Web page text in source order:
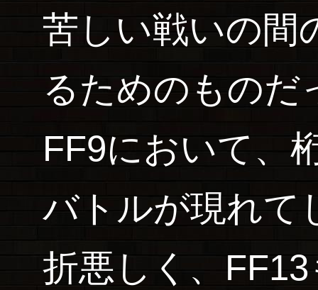
苦しい戦いの間
るためのものだ
FF9において、
バトルが現れて
折悪しく、